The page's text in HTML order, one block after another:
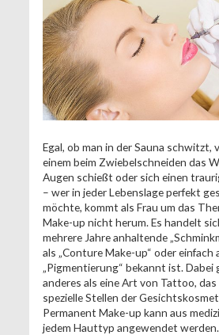
Egal, ob man in der Sauna schwitzt,
einem beim Zwiebelschneiden das
Augen schießt oder sich einen
– wer in jeder Lebenslage perfekt
möchte, kommt als Frau um das
Make-up nicht herum. Es handelt
mehrere Jahre anhaltende
als „Conture Make-up“ oder einfach
„Pigmentierung“ bekannt ist. Dabei
anderes als eine Art von Tattoo, das
spezielle Stellen der
Permanent Make-up kann aus
jedem Hauttyp angewendet werden.